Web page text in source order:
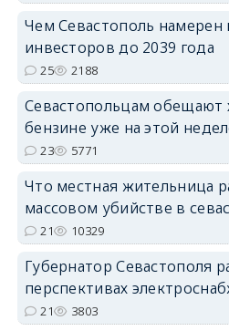
Чем Севастополь намерен
инвесторов до 2039 года
25 2188
Севастопольцам обещают
бензине уже на этой
23 5771
Что местная жительница
массовом убийстве в
21 10329
Губернатор Севастополя
перспективах
21 3803